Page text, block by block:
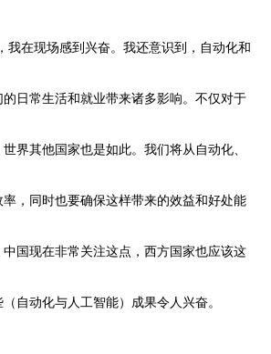
我在现场感到兴奋。我还意识到，自动化和
的日常生活和就业带来诸多影响。不仅对于
界其他国家也是如此。我们将从自动化、
率，同时也要确保这样带来的效益和好处能
国现在非常关注这点，西方国家也应该这
自动化与人工智能）成果令人兴奋。